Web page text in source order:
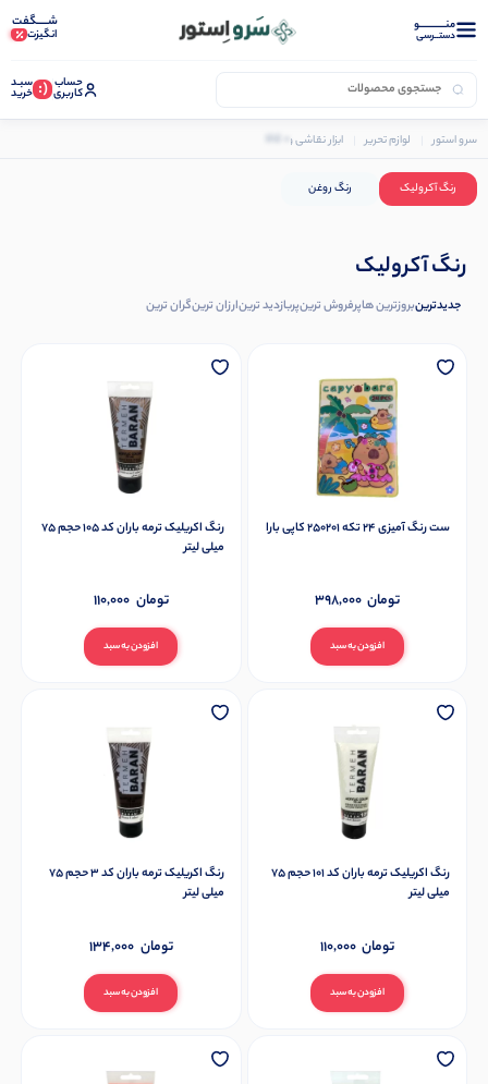
منــــــــــــو
دستــرسی
شـــــگفت
انگیزت
حساب
کاربری (: سبـد
خرید
سرو استور لوازم تحریر ابزار نقاشی و رنگ آمیزی
رنگ آکرولیک رنگ روغن
رنگ آکرولیک
جدیدترینبروزترین هاپرفروش ترینپربازدید ترینارزان ترینگران ترین
ست رنگ آمیزی 24 تکه 250201 کاپی بارا
افزودن به سبد
398,000 تومان
رنگ اکریلیک ترمه باران کد 105 حجم 75
میلی لیتر
افزودن به سبد
110,000 تومان
رنگ اکریلیک ترمه باران کد 101 حجم 75
میلی لیتر
افزودن به سبد
110,000 تومان
رنگ اکریلیک ترمه باران کد 3 حجم 75
میلی لیتر
افزودن به سبد
134,000 تومان